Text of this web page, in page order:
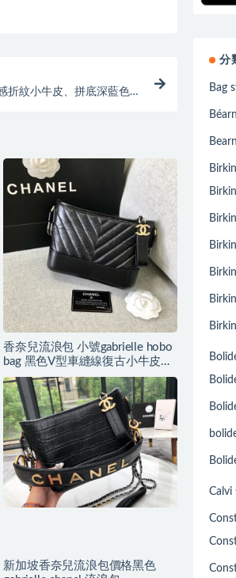
折紋小牛皮、拼底深藍色雙
香奈兒流浪包 小號gabrielle hobo
bag 黑色V型車縫線復古小牛皮、
銀色與金色金屬
新加坡香奈兒流浪包價格黑色
分
Bag
Birkin
Calvi